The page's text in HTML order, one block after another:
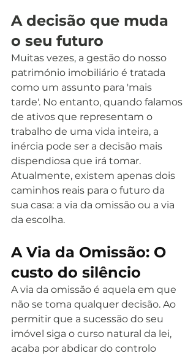
A decisão que muda
o seu futuro
Muitas vezes, a gestão do nosso
património imobiliário é tratada
como um assunto para 'mais
tarde'. No entanto, quando falamos
de ativos que representam o
trabalho de uma vida inteira, a
inércia pode ser a decisão mais
dispendiosa que irá tomar.
Atualmente, existem apenas dois
caminhos reais para o futuro da
sua casa: a via da omissão ou a via
da escolha.
A Via da Omissão: O
custo do silêncio
A via da omissão é aquela em que
não se toma qualquer decisão. Ao
permitir que a sucessão do seu
imóvel siga o curso natural da lei,
acaba por abdicar do controlo